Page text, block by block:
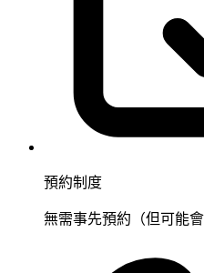
預約制度
無需事先預約（但可能